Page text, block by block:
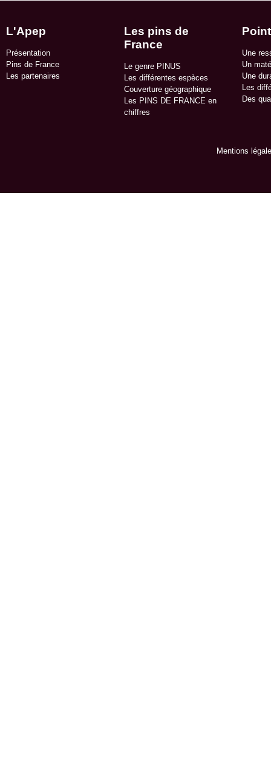
L'Apep
Présentation
Pins de France
Les partenaires
Les pins de
France
Le genre PINUS
Les différentes espèces
Couverture géographique
Les PINS DE FRANCE en
chiffres
Une
Un
Une
Les
Des
Mentions